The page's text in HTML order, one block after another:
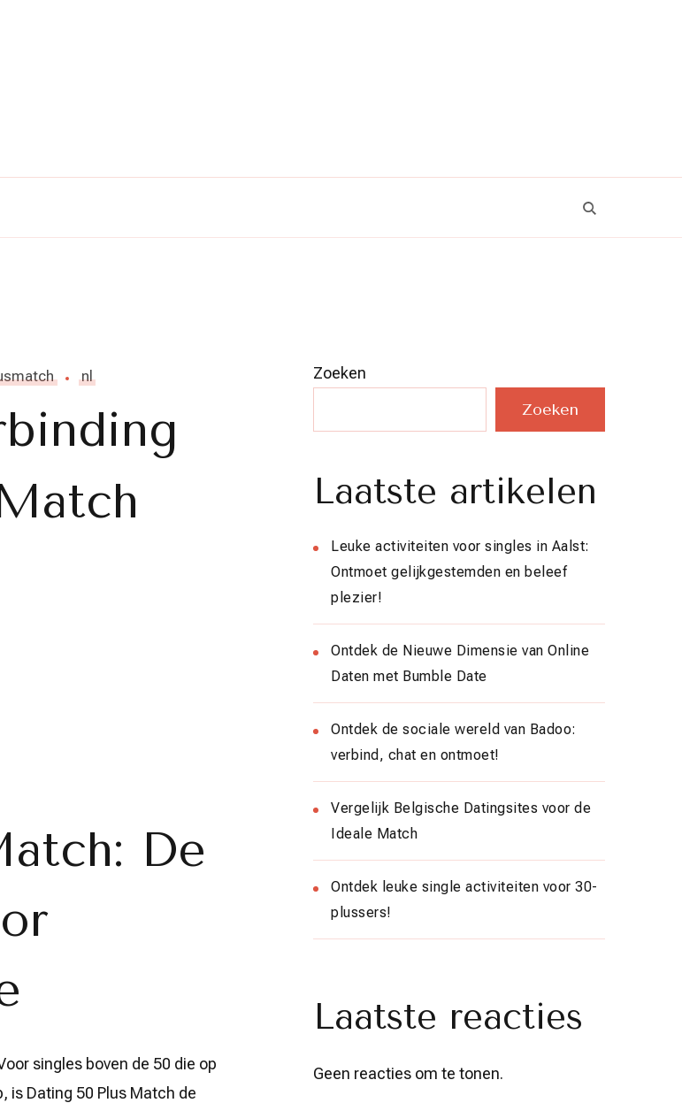
nl
De
singles boven de 50 die op
is Dating 50 Plus Match de
Zoeken
Zoeken
Laatste artikelen
Leuke activiteiten voor singles in Aalst:
Ontmoet gelijkgestemden en beleef
plezier!
Ontdek de Nieuwe Dimensie van Online
Daten met Bumble Date
Ontdek de sociale wereld van Badoo:
verbind, chat en ontmoet!
Vergelijk Belgische Datingsites voor de
Ideale Match
Ontdek leuke single activiteiten voor 30-
plussers!
Laatste reacties
Geen reacties om te tonen.